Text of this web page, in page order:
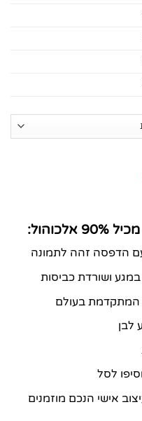
הדפסה זהה לתמונה
ושורדת כביסות
המתקדמת בעולם
לבן
לסל
אישי הנכם מוזמנים